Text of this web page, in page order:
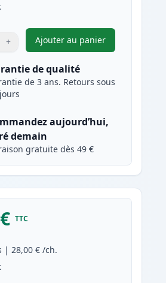
pour ajuster
+ Ajouter au panier
,Canon CL-511
de qualité
de 3 ans. Retours sous
aujourd’hui,
demain
gratuite dès 49 €
TTC
|28,00 € /ch.